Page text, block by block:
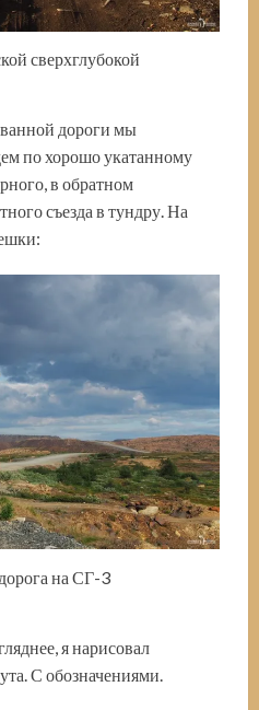
сверхглубокой
дороги мы
по хорошо укатанному
в обратном
съезда в тундру. На
на СГ-3
я нарисовал
С обозначениями.